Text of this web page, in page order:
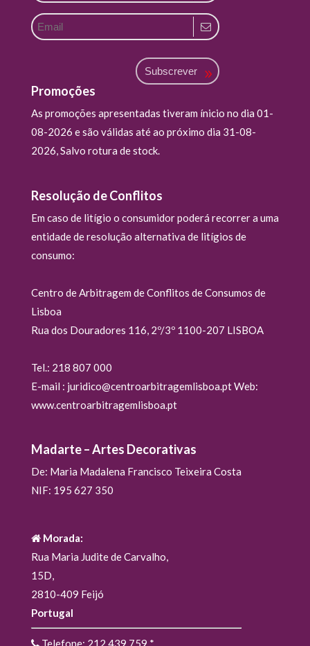
Subscrever
Promoções
As promoções apresentadas tiveram ínicio no dia 01-
08-2026 e são válidas até ao próximo dia 31-08-
2026, Salvo rotura de stock.
Resolução de Conflitos
Em caso de litígio o consumidor poderá recorrer a uma
entidade de resolução alternativa de litígios de
consumo:
Centro de Arbitragem de Conflitos de Consumos de
Lisboa
Rua dos Douradores 116, 2º/3º 1100-207 LISBOA
Tel.: 218 807 000
E-mail : juridico@centroarbitragemlisboa.pt Web:
www.centroarbitragemlisboa.pt
Madarte – Artes Decorativas
De: Maria Madalena Francisco Teixeira Costa
NIF: 195 627 350
Morada:
Rua Maria Judite de Carvalho,
15D,
2810-409 Feijó
Portugal
Telefone: 212 439 759 *